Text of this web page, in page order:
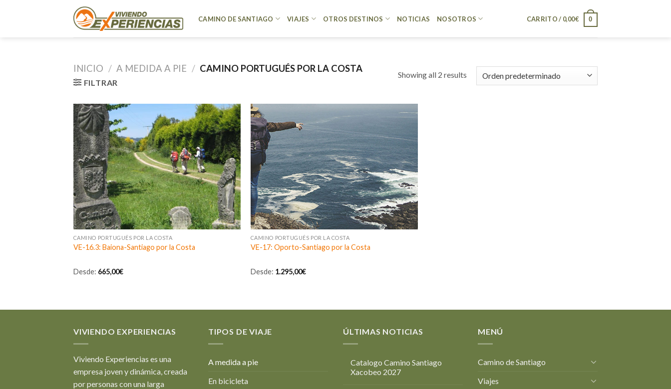
CAMINO DE SANTIAGO VIAJES OTROS DESTINOS NOTICIAS NOSOTROS CARRITO / 0,00€ 0
INICIO / A MEDIDA A PIE / CAMINO PORTUGUÉS POR LA COSTA
FILTRAR
Showing all 2 results
CAMINO PORTUGUÉS POR LA COSTA
VE-16.3: Baiona-Santiago por la Costa
Desde: 665,00€
CAMINO PORTUGUÉS POR LA COSTA
VE-17: Oporto-Santiago por la Costa
Desde: 1.295,00€
VIVIENDO EXPERIENCIAS
Viviendo Experiencias es una
empresa joven y dinámica, creada
por personas con una larga
TIPOS DE VIAJE
A medida a pie
En bicicleta
ÚLTIMAS NOTICIAS
Catalogo Camino Santiago
Xacobeo 2027
MENÚ
Camino de Santiago
Viajes